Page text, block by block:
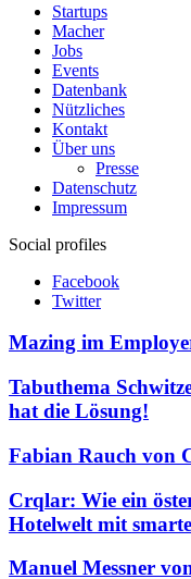
Startups
Macher
Jobs
Events
Datenbank
Nützliches
Kontakt
Über uns
Presse
Datenschutz
Impressum
Social profiles
Facebook
Twitter
Mazing im
Tabuthema
hat die Lösung!
Fabian Rauch von
Crqlar: Wie ein
Hotelwelt mit
Manuel Messner